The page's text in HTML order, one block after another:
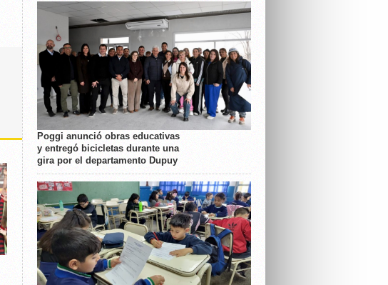
Poggi anunció obras educativas
y entregó bicicletas durante una
gira por el departamento Dupuy